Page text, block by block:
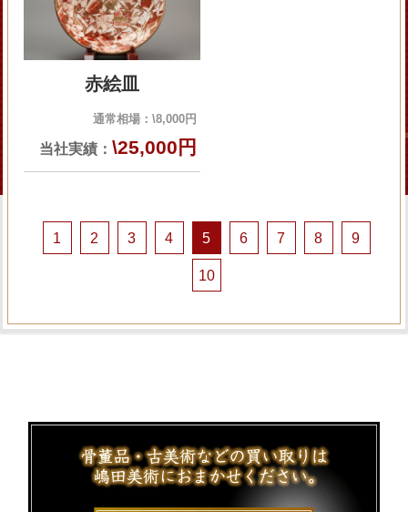
赤絵皿
通常相場：\8,000円
当社実績： \25,000円
1 2 3 4 5 6 7 8 9
10